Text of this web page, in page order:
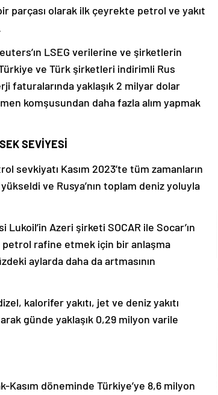
parçası olarak ilk çeyrekte petrol ve yakıt
LSEG verilerine ve şirketlerin
ve Türk şirketleri indirimli Rus
faturalarında yaklaşık 2 milyar dolar
komşusundan daha fazla alım yapmak
SEVİYESİ
sevkiyatı Kasım 2023’te tüm zamanların
ve Rusya’nın toplam deniz yoluyla
Azeri şirketi SOCAR ile Socar’ın
rafine etmek için bir anlaşma
aylarda daha da artmasının
kalorifer yakıtı, jet ve deniz yakıtı
günde yaklaşık 0,29 milyon varile
döneminde Türkiye’ye 8,6 milyon